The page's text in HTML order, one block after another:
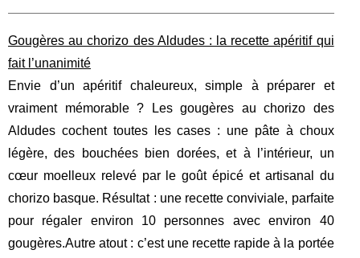
Gougères au chorizo des Aldudes : la recette apéritif qui
fait l’unanimité
Envie d’un apéritif chaleureux, simple à préparer et
vraiment mémorable ? Les gougères au chorizo des
Aldudes cochent toutes les cases : une pâte à choux
légère, des bouchées bien dorées, et à l’intérieur, un
cœur moelleux relevé par le goût épicé et artisanal du
chorizo basque. Résultat : une recette conviviale, parfaite
pour régaler environ 10 personnes avec environ 40
gougères.Autre atout : c’est une recette rapide à la portée